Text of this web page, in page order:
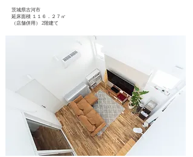
茨城県古河市
延床面積 １１６．２７㎡
（店舗併用） 2階建て